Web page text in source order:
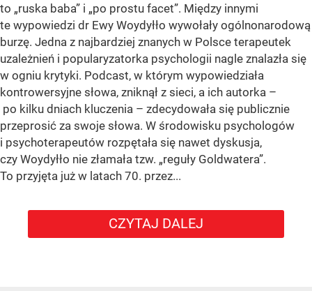
to „ruska baba” i „po prostu facet”. Między innymi
te wypowiedzi dr Ewy Woydyłło wywołały ogólnonarodową
burzę. Jedna z najbardziej znanych w Polsce terapeutek
uzależnień i popularyzatorka psychologii nagle znalazła się
w ogniu krytyki. Podcast, w którym wypowiedziała
kontrowersyjne słowa, zniknął z sieci, a ich autorka –
po kilku dniach kluczenia – zdecydowała się publicznie
przeprosić za swoje słowa. W środowisku psychologów
i psychoterapeutów rozpętała się nawet dyskusja,
czy Woydyłło nie złamała tzw. „reguły Goldwatera”.
To przyjęta już w latach 70. przez...
CZYTAJ DALEJ